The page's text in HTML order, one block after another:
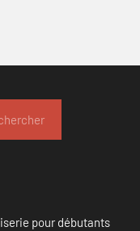
pour débutants